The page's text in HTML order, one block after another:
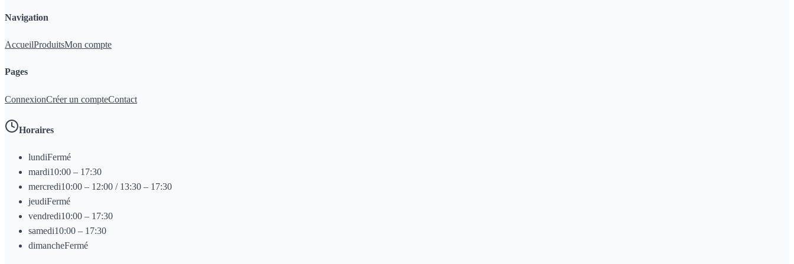
Navigation
AccueilProduitsMon compte
Pages
ConnexionCréer un compteContact
Horaires
lundiFermé
mardi10:00 – 17:30
mercredi10:00 – 12:00 / 13:30 – 17:30
jeudiFermé
vendredi10:00 – 17:30
samedi10:00 – 17:30
dimancheFermé